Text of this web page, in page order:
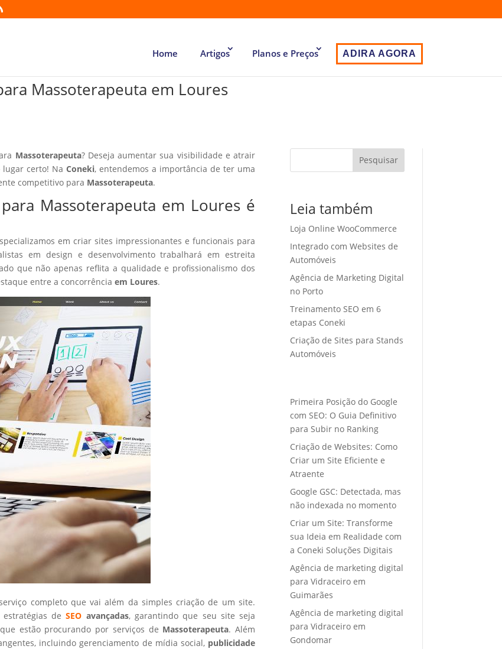
Home Artigos Planos e Preços ADIRA AGORA
Massoterapeuta em Loures
Massoterapeuta? Deseja aumentar sua visibilidade e atrair
lugar certo! NaConeki, entendemos a importância de ter uma
competitivo para Massoterapeuta.
Massoterapeuta em Loures é
em criar sites impressionantes e funcionais para
em design e desenvolvimento trabalhará em estreita
que não apenas reflita a qualidade e profissionalismo dos
entre a concorrênciaem Loures.
completo que vai além da simples criação de um site.
estratégias deSEO avançadas, garantindo que seu site seja
estão procurando por serviços de Massoterapeuta. Além
incluindo gerenciamento de mídia social, publicidade
Pesquisar
Leia também
Loja Online WooCommerce
Integrado com Websites de
Automóveis
Agência de Marketing Digital
no Porto
Treinamento SEO em 6
etapas Coneki
Criação de Sites para Stands
Automóveis
Primeira Posição do Google
com SEO: O Guia Definitivo
para Subir no Ranking
Criação de Websites: Como
Criar um Site Eficiente e
Atraente
Google GSC: Detectada, mas
não indexada no momento
Criar um Site: Transforme
sua Ideia em Realidade com
a Coneki Soluções Digitais
Agência de marketing digital
para Vidraceiro em
Guimarães
Agência de marketing digital
para Vidraceiro em
Gondomar